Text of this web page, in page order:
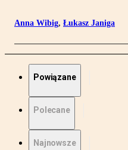
Anna Wibig, Łukasz Janiga
Powiązane
Polecane
Najnowsze